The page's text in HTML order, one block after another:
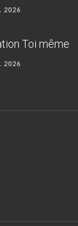
2026
Toi même
2026